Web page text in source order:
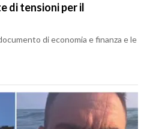
di tensioni per il
di economia e finanza e le